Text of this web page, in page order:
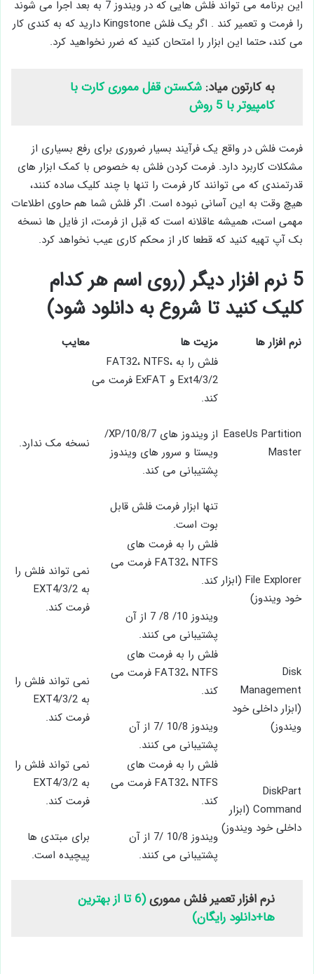
این برنامه می تواند فلش هایی که در ویندوز 7 به بعد اجرا می شوند
را فرمت و تعمیر کند . اگر یک فلش Kingstone دارید که به کندی کار
می کند، حتما این ابزار را امتحان کنید که ضرر نخواهید کرد.
به کارتون میاد: شکستن قفل مموری کارت با
کامپیوتر با 5 روش
فرمت فلش در واقع یک فرآیند بسیار ضروری برای رفع بسیاری از
مشکلات کاربرد دارد. فرمت کردن فلش به خصوص با کمک ابزار های
قدرتمندی که می توانند کار فرمت را تنها با چند کلیک ساده کنند،
هیچ وقت به این آسانی نبوده است. اگر فلش شما هم حاوی اطلاعات
مهمی است، همیشه عاقلانه است که قبل از فرمت، از فایل ها نسخه
بک آپ تهیه کنید که قطعا کار از محکم کاری عیب نخواهد کرد.
5 نرم افزار دیگر (روی اسم هر کدام
کلیک کنید تا شروع به دانلود شود)
نرم افزار ها مزیت ها معایب
EaseUs Partition
Master
فلش را به FAT32، NTFS،
Ext4/3/2 و ExFAT فرمت می
کند.
از ویندوز های 10/8/7/XP/
ویستا و سرور های ویندوز
پشتیبانی می کند.
تنها ابزار فرمت فلش قابل
بوت است.
نسخه مک ندارد.
File Explorer (ابزار
خود ویندوز)
فلش را به فرمت های
FAT32، NTFS فرمت می
کند.
ویندوز 10/ 8/ 7 از آن
پشتیبانی می کنند.
نمی تواند فلش را
فرمت کند.
Disk
Management
(ابزار داخلی خود
ویندوز)
فلش را به فرمت های
FAT32، NTFS فرمت می
کند.
ویندوز 10/8 /7 از آن
پشتیبانی می کنند.
نمی تواند فلش را
فرمت کند.
DiskPart
Command (ابزار
داخلی خود ویندوز)
فلش را به فرمت های
FAT32، NTFS فرمت می
کند.
ویندوز 10/8 /7 از آن
پشتیبانی می کنند.
نمی تواند فلش را
فرمت کند.
برای مبتدی ها
پیچیده است.
نرم افزار تعمیر فلش مموری
(6 تا از بهترین
ها+دانلود رایگان)